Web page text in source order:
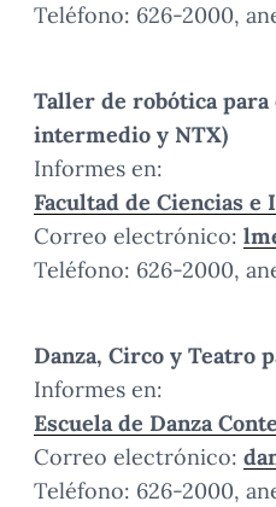
Teléfono: 626-2000,
Taller de robótica para
intermedio y NTX)
Informes en:
Facultad de Ciencias e
Correo electrónico:
Teléfono: 626-2000,
Danza, Circo y Teatro
Informes en:
Escuela de Danza
Correo electrónico:
Teléfono: 626-2000,